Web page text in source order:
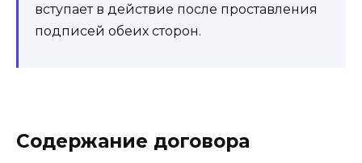
вступает в действие после проставления
подписей обеих сторон.
Содержание договора